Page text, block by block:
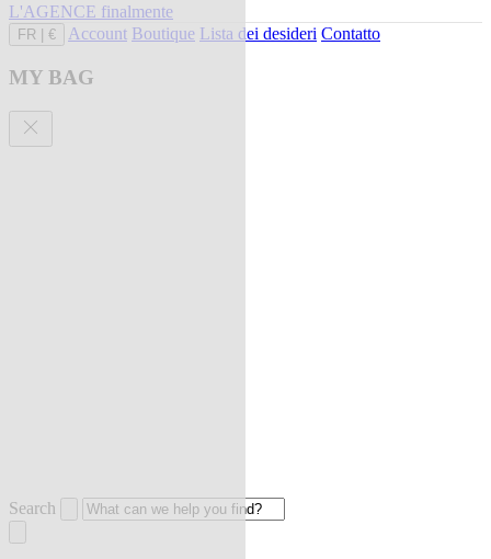
L'AGENCE finalmente
FR € Account Boutique Lista dei desideri Contatto
MY BAG
Search